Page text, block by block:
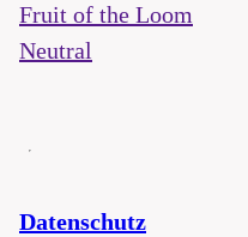
Fruit of the Loom
Neutral
Datenschutz